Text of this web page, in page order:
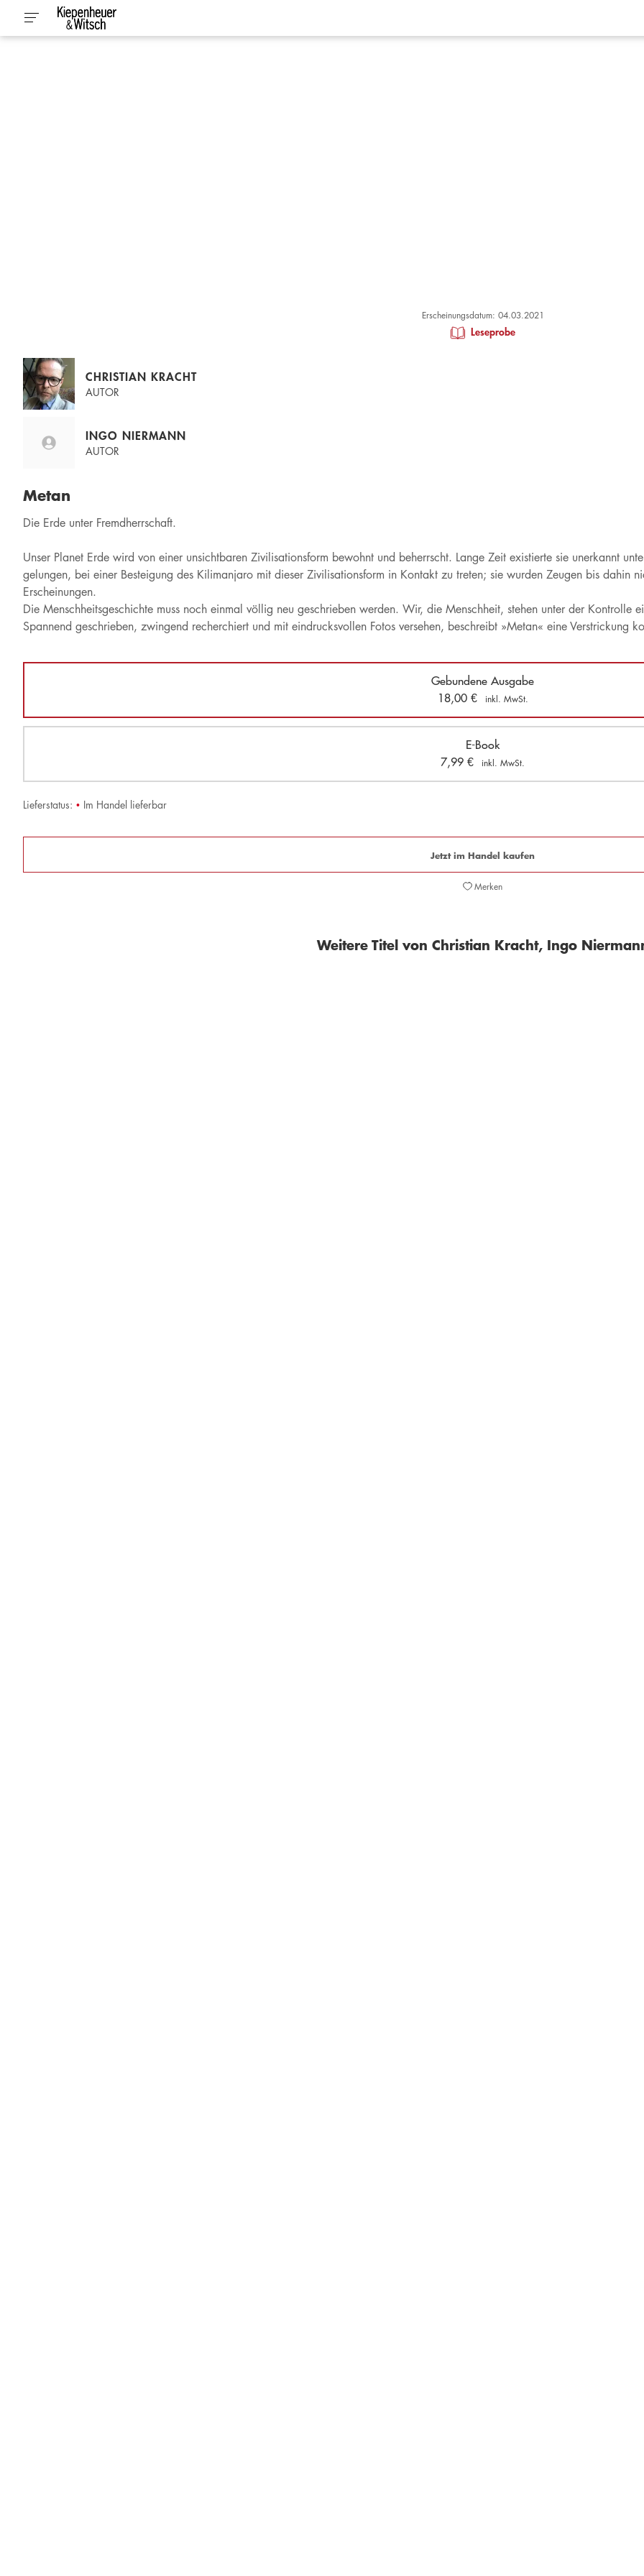
Erscheinungsdatum: 04.03.2021
Leseprobe
CHRISTIAN KRACHT
AUTOR
INGO NIERMANN
AUTOR
Metan
Die Erde unter Fremdherrschaft.
Unser Planet Erde wird von einer unsichtbaren Zivilisationsform bewohnt und beherrscht. Lange Zeit existierte sie unerkannt
gelungen, bei einer Besteigung des Kilimanjaro mit dieser Zivilisationsform in Kontakt zu treten; sie wurden Zeugen bis dahin
Erscheinungen.
Die Menschheitsgeschichte muss noch einmal völlig neu geschrieben werden. Wir, die Menschheit, stehen unter der Kontrolle
Spannend geschrieben, zwingend recherchiert und mit eindrucksvollen Fotos versehen, beschreibt »Metan« eine Verstrickung
Gebundene Ausgabe
18,00 € inkl. MwSt.
E-Book
7,99€ inkl. MwSt.
Lieferstatus: • Im Handel lieferbar
Jetzt im Handel kaufen
Merken
Weitere Titel von Christian Kracht, Ingo